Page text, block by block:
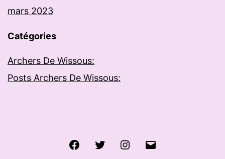
mars 2023
Catégories
Archers De Wissous:
Posts Archers De Wissous:
FacebookTwitter Instagram